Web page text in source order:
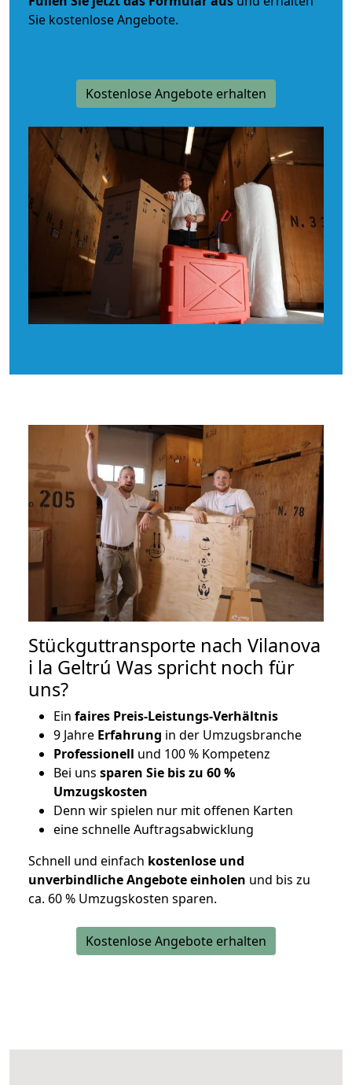
Sie kostenlose Angebote.
Kostenlose Angebote erhalten
Stückguttransporte nach Vilanova
i la Geltrú Was spricht noch für
uns?
Ein faires Preis-Leistungs-Verhältnis
9 Jahre Erfahrung in der Umzugsbranche
Professionell und 100 % Kompetenz
Bei uns sparen Sie bis zu 60 %
Umzugskosten
Denn wir spielen nur mit offenen Karten
eine schnelle Auftragsabwicklung
Schnell und einfach kostenlose und
unverbindliche Angebote einholen und bis zu
ca. 60 % Umzugskosten sparen.
Kostenlose Angebote erhalten